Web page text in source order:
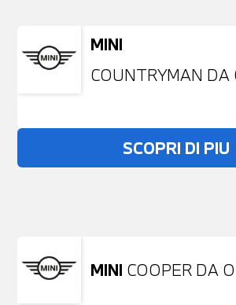
MINI
COUNTRYMAN DA
SCOPRI DI PIU
Non stai trovando ciò
MINI COOPER DA